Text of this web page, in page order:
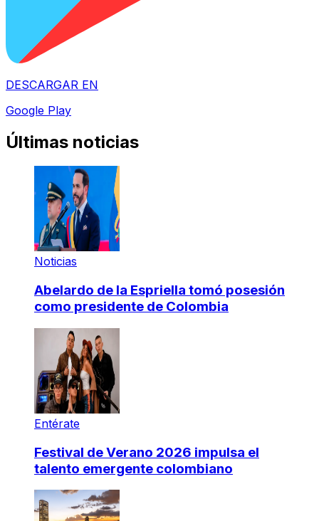
DESCARGAR EN
Google Play
Últimas noticias
Noticias
Abelardo de la Espriella tomó posesión
como presidente de Colombia
Entérate
Festival de Verano 2026 impulsa el
talento emergente colombiano